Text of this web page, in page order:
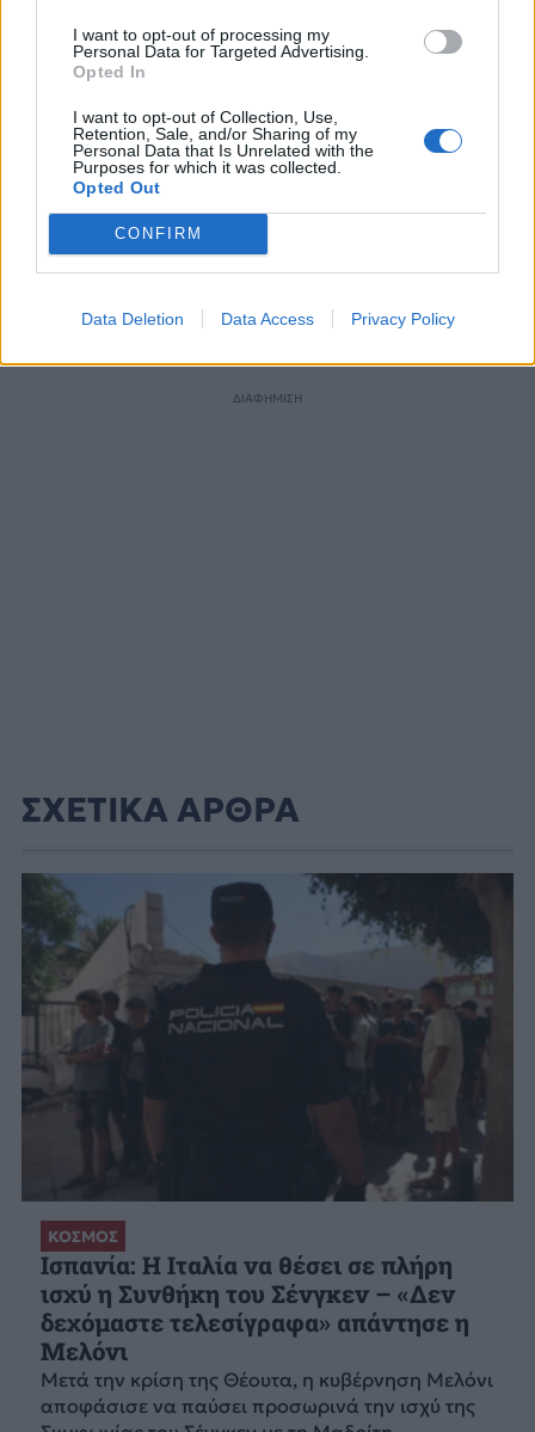
I want to opt-out of processing my
Personal Data for Targeted Advertising.
Opted In
I want to opt-out of Collection, Use,
Retention, Sale, and/or Sharing of my
Personal Data that Is Unrelated with the
Purposes for which it was collected.
Opted Out
CONFIRM
Data Deletion Data Access Privacy Policy
Τουρκία: «Δεν στοχεύει
κάποια συγκεκριμένη
χώρα η αμυντική
και Σαουδική Αραβία»
ΔΙΑΦΗΜΙΣΗ
ΣΧΕΤΙΚΑ ΑΡΘΡΑ
ΚΟΣΜΟΣ
Ισπανία: Η Ιταλία να θέσει σε πλήρη
ισχύ η Συνθήκη του Σένγκεν – «Δεν
δεχόμαστε τελεσίγραφα» απάντησε η
Μελόνι
Μετά την κρίση της Θέουτα, η κυβέρνηση Μελόνι
αποφάσισε να παύσει προσωρινά την ισχύ της